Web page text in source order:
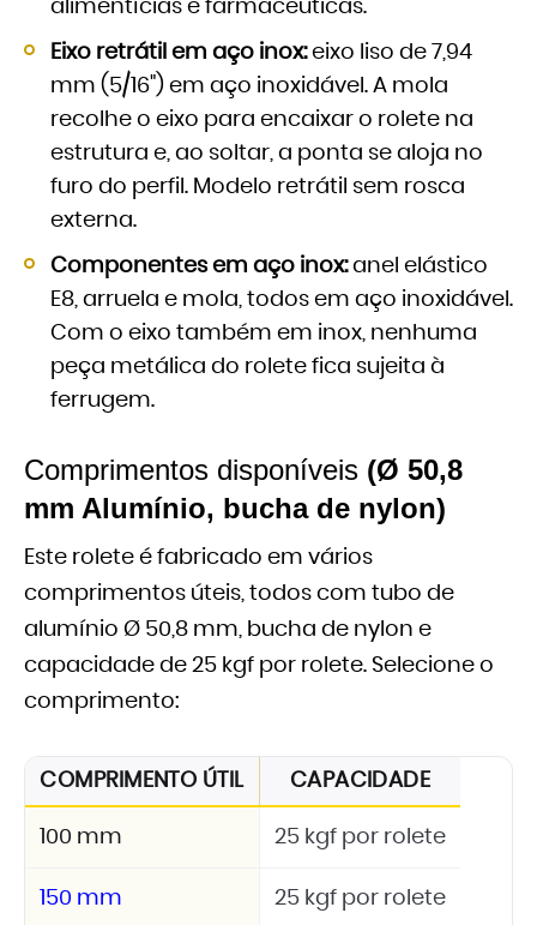
alimentícias e farmacêuticas.
Eixo retrátil em aço inox:eixo liso de 7,94
mm (5/16") em aço inoxidável. A mola
recolhe o eixo para encaixar o rolete na
estrutura e, ao soltar, a ponta se aloja no
furo do perfil. Modelo retrátil sem rosca
externa.
Componentes em aço inox:anel elástico
E8, arruela e mola, todos em aço inoxidável.
Com o eixo também em inox, nenhuma
peça metálica do rolete fica sujeita à
ferrugem.
Comprimentos disponíveis (Ø 50,8
mm Alumínio, bucha de nylon)
Este rolete é fabricado em vários
comprimentos úteis, todos com tubo de
alumínio Ø 50,8 mm, bucha de nylon e
capacidade de 25 kgf por rolete. Selecione o
comprimento:
COMPRIMENTO ÚTIL CAPACIDADE
100 mm 25 kgf por rolete
150 mm 25 kgf por rolete